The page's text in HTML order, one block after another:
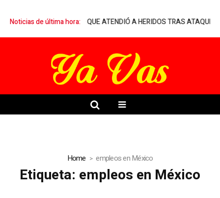
Noticias de última hora:
A MÉDICO QUE ATENDIÓ A HERIDOS TRAS ATAQUE
Home empleos en México
Etiqueta: empleos en México